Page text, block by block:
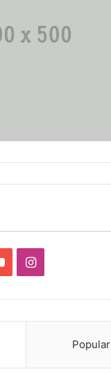
YouTubeInstagram
Popular